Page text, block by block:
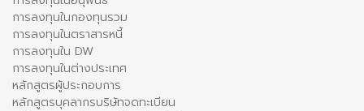
การลงทุนในกองทุนรวม
การลงทุนในตราสารหนี้
การลงทุนใน DW
การลงทุนในต่างประเทศ
หลักสูตรผู้ประกอบการ
หลักสูตรบุคลากรบริษัทจดทะเบียน